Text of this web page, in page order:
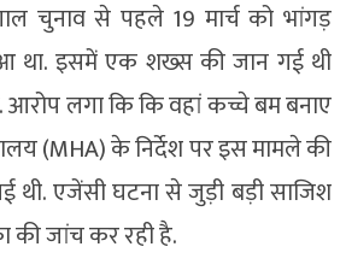
चुनाव से पहले 19 मार्च को भांगड़
था. इसमें एक शख्स की जान गई थी
लगा कि कि वहां कच्चे बम बनाए
(MHA) के निर्देश पर इस मामले की
थी. एजेंसी घटना से जुड़ी बड़ी साजिश
की जांच कर रही है.